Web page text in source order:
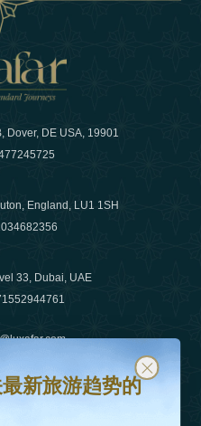
Dover, DE USA, 19901
England, LU1 1SH
33, Dubai, UAE
的信息吗？
新旅游趋势的